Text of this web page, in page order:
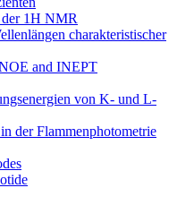
1H NMR
charakteristischer
and INEPT
von K- und L-
der Flammenphotometrie